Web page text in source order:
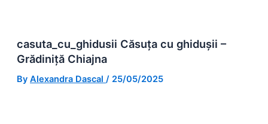
casuta_cu_ghidusii Căsuța cu ghidușii –
Grădiniță Chiajna
By Alexandra Dascal / 25/05/2025